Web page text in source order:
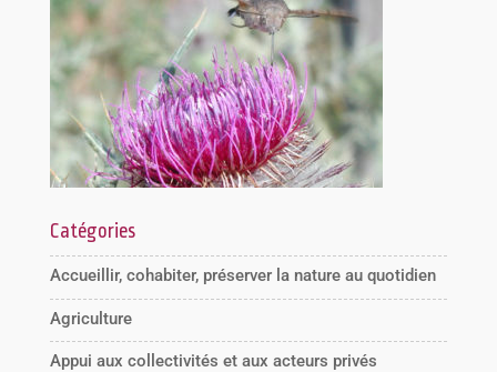
Catégories
Accueillir, cohabiter, préserver la nature au quotidien
Agriculture
Appui aux collectivités et aux acteurs privés